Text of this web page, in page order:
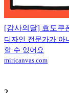
[감사의달] 효도쿠
디자인 전문가가 아
할 수 있어요
miricanvas.com